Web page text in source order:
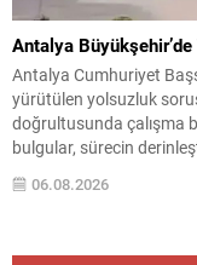
Antalya
Antalya Cumhuriyet
yürütülen yolsuzluk
doğrultusunda çalışma
bulgular, sürecin
daha önce etkin
eksiklik olduğu
06.08.2026